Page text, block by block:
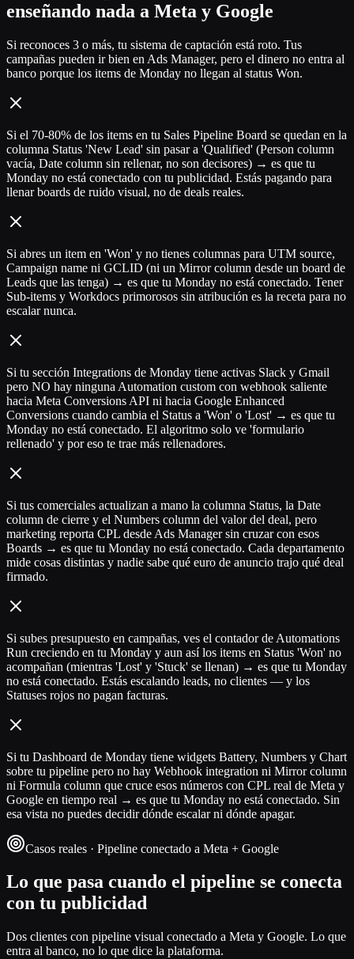
enseñando nada a Meta y Google
Si reconoces 3 o más, tu sistema de captación está roto. Tus
campañas pueden ir bien en Ads Manager, pero el dinero no entra al
banco porque los items de Monday no llegan al status Won.
Si el 70-80% de los items en tu Sales Pipeline Board se quedan en la
columna Status 'New Lead' sin pasar a 'Qualified' (Person column
vacía, Date column sin rellenar, no son decisores) → es que tu
Monday no está conectado con tu publicidad. Estás pagando para
llenar boards de ruido visual, no de deals reales.
Si abres un item en 'Won' y no tienes columnas para UTM source,
Campaign name ni GCLID (ni un Mirror column desde un board de
Leads que las tenga) → es que tu Monday no está conectado. Tener
Sub-items y Workdocs primorosos sin atribución es la receta para no
escalar nunca.
Si tu sección Integrations de Monday tiene activas Slack y Gmail
pero NO hay ninguna Automation custom con webhook saliente
hacia Meta Conversions API ni hacia Google Enhanced
Conversions cuando cambia el Status a 'Won' o 'Lost' → es que tu
Monday no está conectado. El algoritmo solo ve 'formulario
rellenado' y por eso te trae más rellenadores.
Si tus comerciales actualizan a mano la columna Status, la Date
column de cierre y el Numbers column del valor del deal, pero
marketing reporta CPL desde Ads Manager sin cruzar con esos
Boards → es que tu Monday no está conectado. Cada departamento
mide cosas distintas y nadie sabe qué euro de anuncio trajo qué deal
firmado.
Si subes presupuesto en campañas, ves el contador de Automations
Run creciendo en tu Monday y aun así los items en Status 'Won' no
acompañan (mientras 'Lost' y 'Stuck' se llenan) → es que tu Monday
no está conectado. Estás escalando leads, no clientes — y los
Statuses rojos no pagan facturas.
Si tu Dashboard de Monday tiene widgets Battery, Numbers y Chart
sobre tu pipeline pero no hay Webhook integration ni Mirror column
ni Formula column que cruce esos números con CPL real de Meta y
Google en tiempo real → es que tu Monday no está conectado. Sin
esa vista no puedes decidir dónde escalar ni dónde apagar.
Casos reales · Pipeline conectado a Meta + Google
Lo que pasa cuando el pipeline se conecta
con tu publicidad
Dos clientes con pipeline visual conectado a Meta y Google. Lo que
entra al banco, no lo que dice la plataforma.